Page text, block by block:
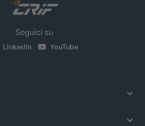
Seguici su
LinkedIn YouTube